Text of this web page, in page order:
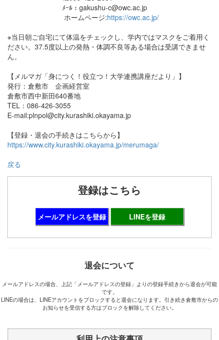
ﾒｰﾙ：gakushu-c@owc.ac.jp
ホームページ:https://owc.ac.jp/
※当日朝ご自宅にて体温をチェックし、学内ではマスクをご着用く
ださい。37.5度以上の発熱・体調不良等ある場合は受講できませ
ん。
【メルマガ「身につく！役立つ！大学連携講座だより」】
発行：倉敷市 企画経営室
倉敷市西中新田640番地
TEL：086-426-3055
E-mail:plnpol@city.kurashiki.okayama.jp
【登録・退会の手続きはこちらから】
https://www.city.kurashiki.okayama.jp/merumaga/
戻る
登録はこちら
メールアドレスを登録 LINEを登録
退会について
メールアドレスの場合、上記「メールアドレスの登録」よりの登録手続きから退会が可能
です。
LINEの場合は、LINEアカウントをブロックすると退会になります。引き続き倉敷市からの
お知らせを受信する方はブロックを解除してください。